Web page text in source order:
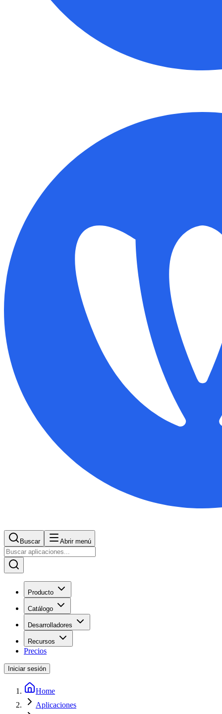
Buscar Abrir menú
Producto
Catálogo
Desarrolladores
Recursos
Precios
Iniciar sesión
Home
Aplicaciones